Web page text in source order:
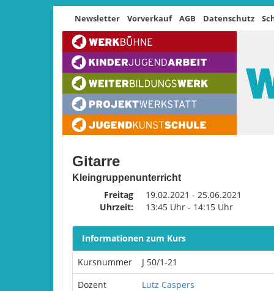
Newsletter Vorverkauf AGB Datenschutz
Gitarre
Kleingruppenunterricht
Freitag
19.02.2021 - 25.06.2021
Uhrzeit:
13:45 Uhr - 14:15 Uhr
Informationen zum Kurs
Kursnummer
J 50/1-21
Dozent
Lutz Caspers